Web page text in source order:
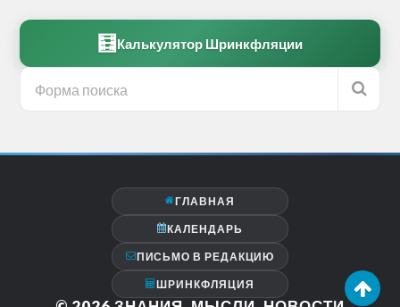
🧮 Калькулятор Шринкфляции
ГЛАВНАЯ
КАЛЕНДАРЬ
ПИСЬМО В РЕДАКЦИЮ
ШРИНКФЛЯЦИЯ